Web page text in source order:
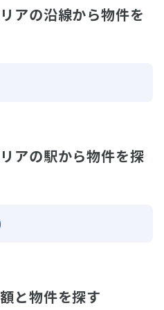
アの沿線から物件を
アの駅から物件を探
と物件を探す